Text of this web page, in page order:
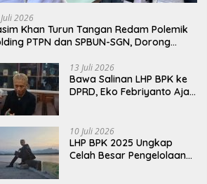
Harus Menunjukkan
2026
Khan Turun Tangan Redam Polemik
PTPN dan SPBUN-SGN, Dorong
13 Juli 2026
Bawa Salinan LHP BPK ke
DPRD, Eko Febriyanto Ajak
Harus Berbasis Fakta
10 Juli 2026
LHP BPK 2025 Ungkap
Celah Besar Pengelolaan